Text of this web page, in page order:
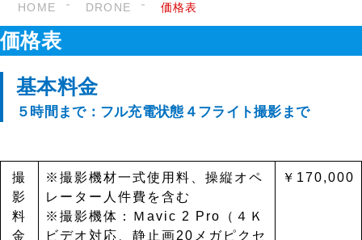
HOME DRONE 価格表
価格表
基本料金
５時間まで：フル充電状態４フライト撮影まで
撮
影
料
金
※撮影機材一式使用料、操縦オペ
レーター人件費を含む
※撮影機体：Ｍavic 2 Pro（４Ｋ
ビデオ対応、静止画20メガピクセ
￥170,000